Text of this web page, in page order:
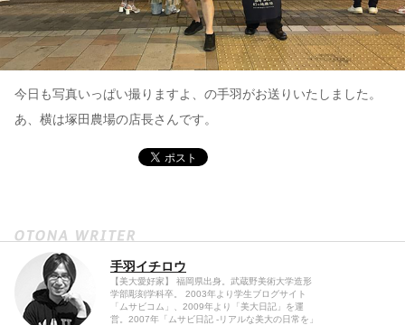
今日も写真いっぱい撮りますよ、の手羽がお送りいたしました。
あ、横は塚田農場の店長さんです。
手羽イチロウ
【美大愛好家】 福岡県出身。武蔵野美術大学造形
学部彫刻学科卒。 2003年より学生ブログサイト
「ムサビコム」、2009年より「美大日記」を運
営。2007年「ムサビ日記 -リアルな美大の日常を」